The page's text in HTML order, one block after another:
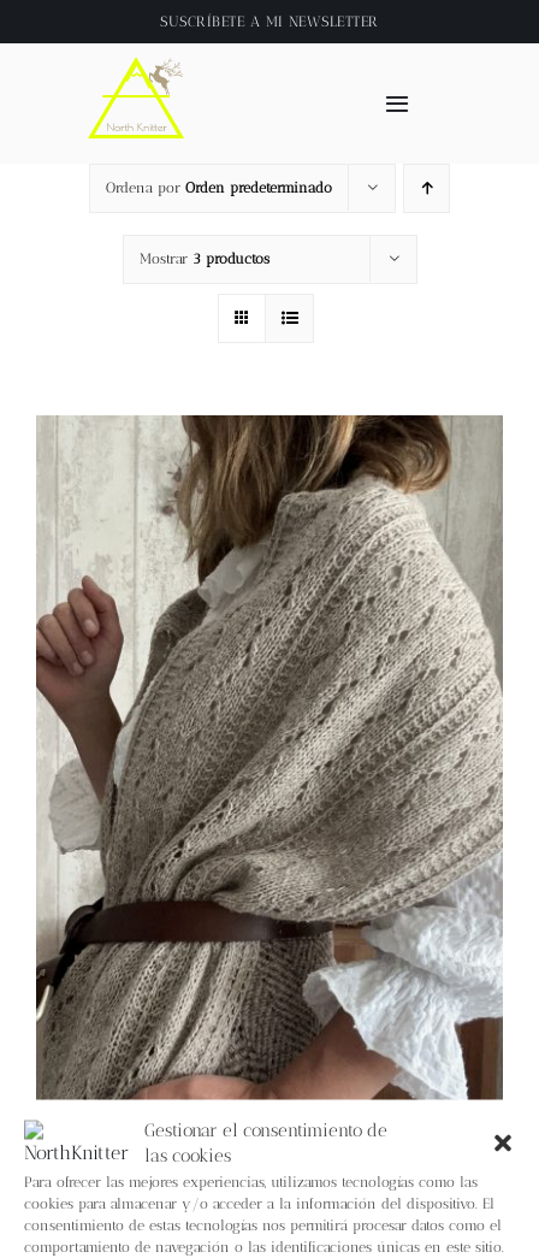
Gestionar el consentimiento de
las cookies
Para ofrecer las mejores experiencias, utilizamos tecnologías como las
cookies para almacenar y/o acceder a la información del dispositivo. El
consentimiento de estas tecnologías nos permitirá procesar datos como el
comportamiento de navegación o las identificaciones únicas en este sitio.
al
SUSCRÍBETE A MI NEWSLETTER
Toggle
Inicio
About
Tienda
Videos
Blog
Contacto
Newsletter
Carrito
Mi cuenta
Ordena por Orden predeterminado
Mostrar 3 productos